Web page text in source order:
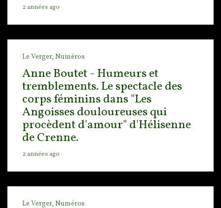
2 années ago
Le Verger, Numéros
Anne Boutet - Humeurs et
tremblements. Le spectacle des
corps féminins dans "Les
Angoisses douloureuses qui
procèdent d'amour" d'Hélisenne
de Crenne.
2 années ago
Le Verger, Numéros